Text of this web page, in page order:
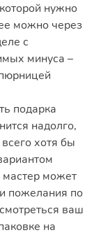
нужно
можно через
с
минуса –
подарка
надолго,
хотя бы
мастер может
пожелания по
ваш
на